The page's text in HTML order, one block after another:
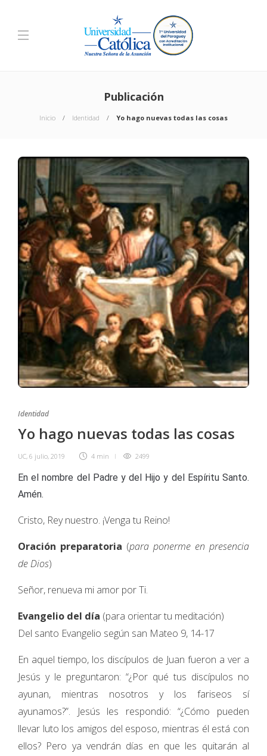
Publicación
Inicio Identidad Yo hago nuevas todas las cosas
Identidad
Yo hago nuevas todas las cosas
UC, 6 julio, 2019 4 min 2499
En el nombre del Padre y del Hijo y del Espíritu Santo.
Amén.
Cristo, Rey nuestro. ¡Venga tu Reino!
Oración preparatoria (para ponerme en presencia
de Dios)
Señor, renueva mi amor por Ti.
Evangelio del día (para orientar tu meditación)
Del santo Evangelio según san Mateo 9, 14-17
En aquel tiempo, los discípulos de Juan fueron a ver a
Jesús y le preguntaron: “¿Por qué tus discípulos no
ayunan, mientras nosotros y los fariseos sí
ayunamos?”. Jesús les respondió: “¿Cómo pueden
llevar luto los amigos del esposo, mientras él está con
ellos? Pero ya vendrán días en que les quitarán al